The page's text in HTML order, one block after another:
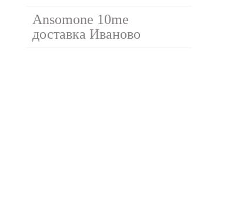
Ansomone 10me
доставка Иваново